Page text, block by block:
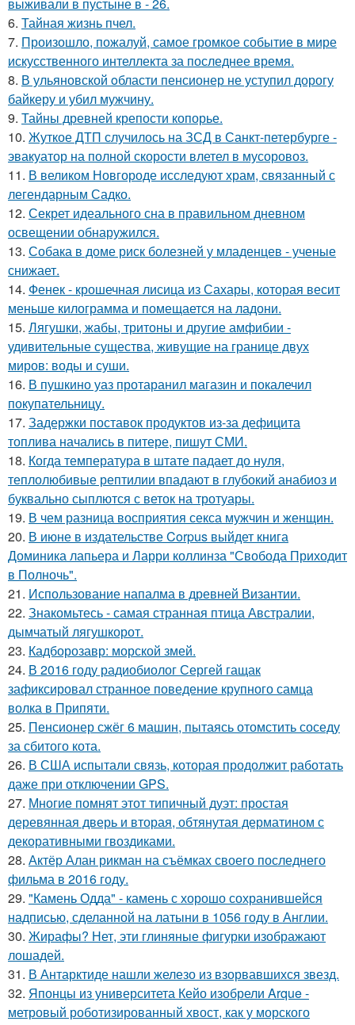
6. Тайная жизнь пчел.
7. Произошло, пожалуй, самое громкое событие в мире
искусственного интеллекта за последнее время.
8. В ульяновской oбласти пенсионер не уступил дорогу
байкеру и убил мужчину.
9. Тайны древней крепости копорье.
10. Жуткое ДТП случилось на ЗСД в Санкт-петербурге -
эвакуатор на полной скорости влетел в мусоровоз.
11. В великом Новгороде исследуют храм, связанный с
легендарным Садко.
12. Секрет идеального сна в правильном дневном
освещении обнаружился.
13. Собака в доме риск болезней у младенцев - ученые
снижает.
14. Фенек - крошечная лисица из Сахары, которая весит
меньше килограмма и помещается на ладони.
15. Лягушки, жабы, тритоны и другие амфибии -
удивительные существа, живущие на границе двух
миров: воды и суши.
16. В пушкино уаз протаранил магазин и покалечил
покупательницу.
17. Задержки поставок продуктов из-за дефицита
топлива начались в питере, пишут СМИ.
18. Когда температура в штате падает до нуля,
теплолюбивые рептилии впадают в глубокий анабиоз и
буквально сыплются с веток на тротуары.
19. В чем разница восприятия секса мужчин и женщин.
20. В июне в издательстве Corpus выйдет книга
Доминика лапьера и Ларри коллинза "Свобода Приходит
в Полночь".
21. Использование напалма в древней Византии.
22. Знакомьтесь - самая странная птица Австралии,
дымчатый лягушкорот.
23. Кадборозавр: морской змей.
24. В 2016 году радиобиолог Сергей гащак
зафиксировал странное поведение крупного самца
волка в Припяти.
25. Пенсионер сжёг 6 машин, пытаясь отомстить соседу
за сбитого кота.
26. В США испытали связь, которая продолжит работать
даже при отключении GPS.
27. Многие помнят этот типичный дуэт: простая
деревянная дверь и вторая, обтянутая дерматином с
декоративными гвоздиками.
28. Актёр Алан рикман на съёмках своего последнего
фильма в 2016 году.
29. "Камень Одда" - камень с хорошо сохранившейся
надписью, сделанной на латыни в 1056 году в Англии.
30. Жирафы? Нет, эти глиняные фигурки изображают
лошадей.
31. В Антарктиде нашли железо из взорвавшихся звезд.
32. Японцы из университета Кейо изобрели Arque -
метровый роботизированный хвост, как у морского